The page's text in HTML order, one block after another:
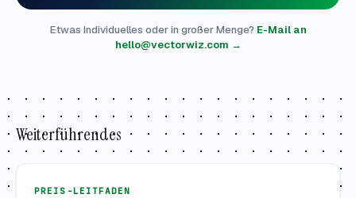
Etwas Individuelles oder in großer Menge? E-Mail an
hello@vectorwiz.com →
Weiterführendes
PREIS-LEITFADEN